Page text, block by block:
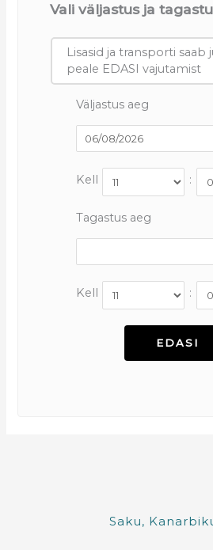
Vali väljastus ja
Lisasid ja transporti saab
peale EDASI vajutamist
Väljastus aeg
Kell :
Tagastus aeg
Kell :
Saku,